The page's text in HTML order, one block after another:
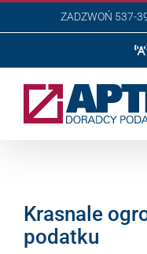
do
ZADZWOŃ 537-
Krasnale
podatku